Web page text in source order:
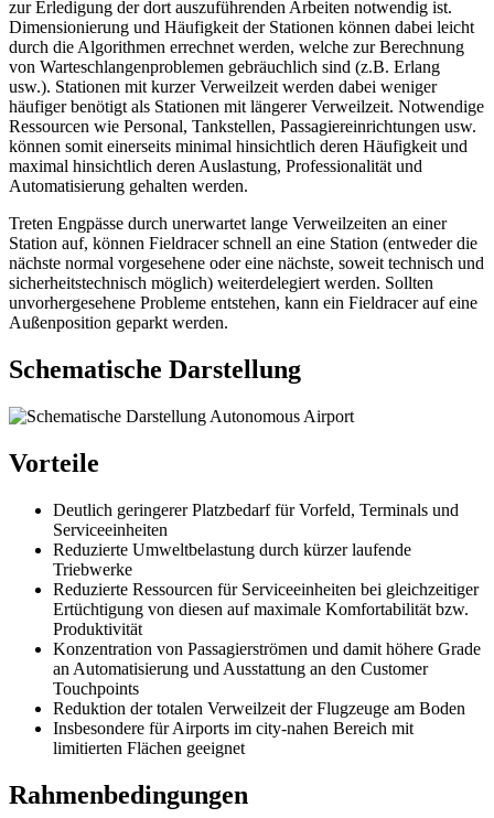
zur Erledigung der dort auszuführenden Arbeiten notwendig ist.
Dimensionierung und Häufigkeit der Stationen können dabei leicht
durch die Algorithmen errechnet werden, welche zur Berechnung
von Warteschlangenproblemen gebräuchlich sind (z.B. Erlang
usw.). Stationen mit kurzer Verweilzeit werden dabei weniger
häufiger benötigt als Stationen mit längerer Verweilzeit. Notwendige
Ressourcen wie Personal, Tankstellen, Passagiereinrichtungen usw.
können somit einerseits minimal hinsichtlich deren Häufigkeit und
maximal hinsichtlich deren Auslastung, Professionalität und
Automatisierung gehalten werden.
Treten Engpässe durch unerwartet lange Verweilzeiten an einer
Station auf, können Fieldracer schnell an eine Station (entweder die
nächste normal vorgesehene oder eine nächste, soweit technisch und
sicherheitstechnisch möglich) weiterdelegiert werden. Sollten
unvorhergesehene Probleme entstehen, kann ein Fieldracer auf eine
Außenposition geparkt werden.
Schematische Darstellung
Vorteile
Deutlich geringerer Platzbedarf für Vorfeld, Terminals und
Serviceeinheiten
Reduzierte Umweltbelastung durch kürzer laufende
Triebwerke
Reduzierte Ressourcen für Serviceeinheiten bei gleichzeitiger
Ertüchtigung von diesen auf maximale Komfortabilität bzw.
Produktivität
Konzentration von Passagierströmen und damit höhere Grade
an Automatisierung und Ausstattung an den Customer
Touchpoints
Reduktion der totalen Verweilzeit der Flugzeuge am Boden
Insbesondere für Airports im city-nahen Bereich mit
limitierten Flächen geeignet
Rahmenbedingungen